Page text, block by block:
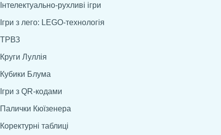
Інтелектуально-рухливі ігри
Ігри з лего: LEGO-технологія
ТРВЗ
Круги Луллія
Кубики Блума
Ігри з QR-кодами
Палички Кюїзенера
Коректурні таблиці